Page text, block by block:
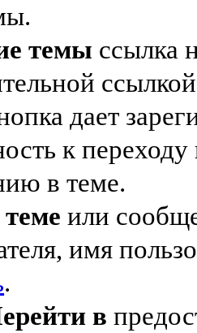
темы ссылка
дает
к
в теме.
теме или
имя
.
в